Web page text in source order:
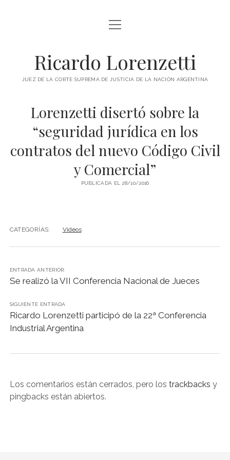
INICIO
LIBROS abrir
menú
LIBROS EN BRASIL
LIBROS EN COLOMBIA
LIBROS EN ESPAÑA
LIBROS EN ESTADOS UNIDOS
LIBROS EN ITALIA
VIDEOS
PODCAST
abrir
menú
Ricardo Lorenzetti
JUEZ DE LA CORTE SUPREMA DE JUSTICIA DE LA NACIÓN ARGENTINA
Lorenzetti disertó sobre la
“seguridad jurídica en los
contratos del nuevo Código Civil
y Comercial”
PUBLICADA EL 28/10/2016
CATEGORÍAS: Videos
ENTRADA ANTERIOR:
Se realizó la VII Conferencia Nacional de Jueces
SIGUIENTE ENTRADA
Ricardo Lorenzetti participó de la 22ª Conferencia
Industrial Argentina
Los comentarios están cerrados, pero los trackbacks y
pingbacks están abiertos.